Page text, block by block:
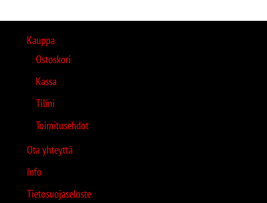
Kauppa
Ostoskori
Kassa
Tilini
Toimitusehdot
Ota yhteyttä
Info
Tietosuojaseloste